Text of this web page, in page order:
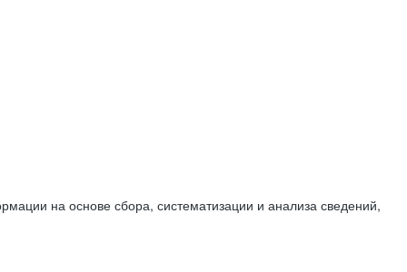
на основе сбора, систематизации и анализа сведений,